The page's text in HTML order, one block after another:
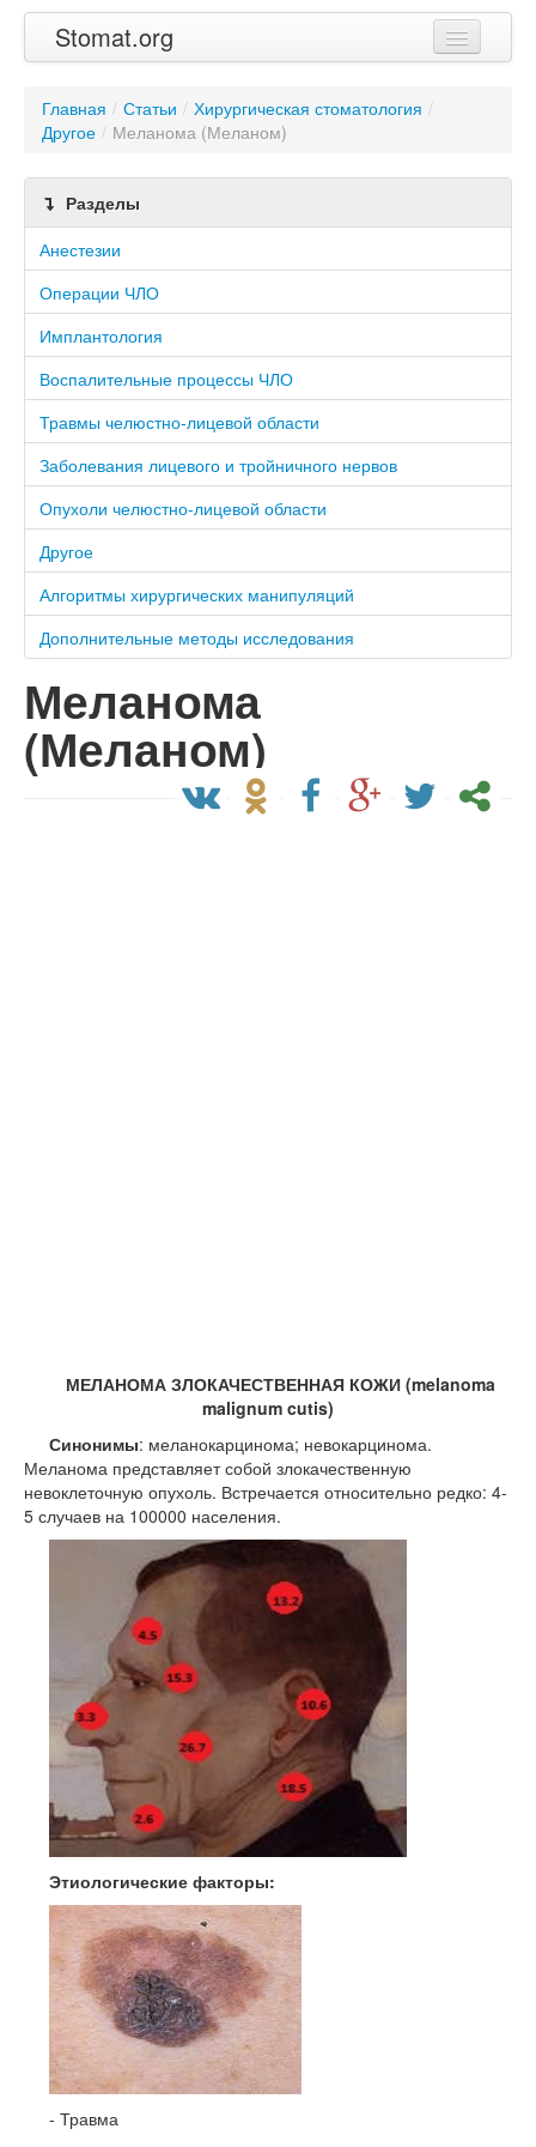
Stomat.org
Статьи
Контакты
Главная / Статьи / Хирургическая стоматология /
Другое / Меланома (Меланом)
Разделы
Анестезии
Операции ЧЛО
Имплантология
Воспалительные процессы ЧЛО
Травмы челюстно-лицевой области
Заболевания лицевого и тройничного нервов
Опухоли челюстно-лицевой области
Другое
Алгоритмы хирургических манипуляций
Дополнительные методы исследования
Меланома
(Меланом)
МЕЛАНОМА ЗЛОКАЧЕСТВЕННАЯ КОЖИ (melanoma
malignum cutis)
Синонимы: меланокарцинома; невокарцинома.
Меланома представляет собой злокачественную
невоклеточную опухоль. Встречается относительно редко: 4-
5 случаев на 100000 населения.
Этиологические факторы:
- Травма